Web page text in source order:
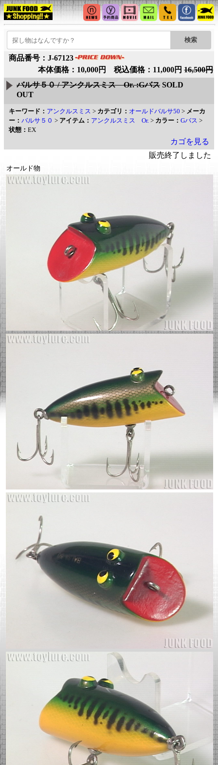
商品番号：J-67123
本体価格：10,000円 税込価格：11,000円 16,500円
バルサ５０ / アンクルスミス Or. :Gバス SOLD
OUT
キーワード： アンクルスミス > カテゴリ： オールドバルサ50 > メーカ
ー： バルサ５０ > アイテム： アンクルスミス Or. > カラー： Gバス >
状態： EX
カゴを見る
販売終了しました
オールド物